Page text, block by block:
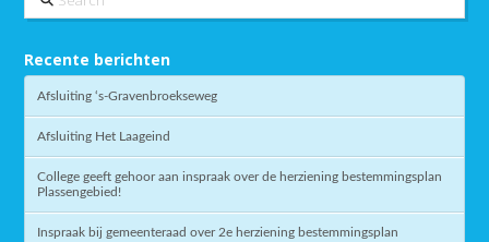
Recente berichten
Afsluiting ‘s-Gravenbroekseweg
Afsluiting Het Laageind
College geeft gehoor aan inspraak over de herziening bestemmingsplan
Plassengebied!
Inspraak bij gemeenteraad over 2e herziening bestemmingsplan